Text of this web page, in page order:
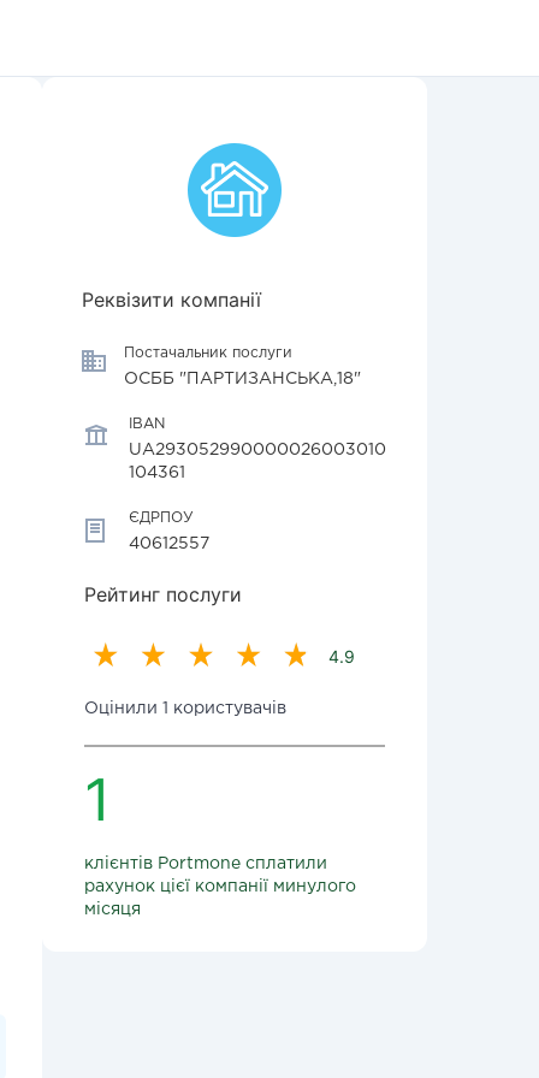
Реквізити компанії
Постачальник послуги
ОСББ "ПАРТИЗАНСЬКА,18"
IBAN
UA293052990000026003010
104361
ЄДРПОУ
40612557
Рейтинг послуги
4.9
Оцінили 1 користувачів
1
клієнтів Portmone сплатили
рахунок цієї компанії минулого
місяця